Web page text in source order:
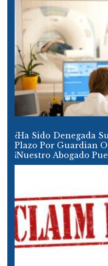
¿Ha Sido Denegada
Plazo Por Guardian
¡Nuestro Abogado